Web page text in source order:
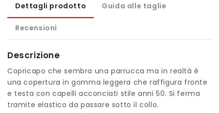
Dettagli prodotto Guida alle taglie
Recensioni
Descrizione
Copricapo che sembra una parrucca ma in realtà è
una copertura in gomma leggera che raffigura fronte
e testa con capelli acconciati stile anni 50. Si ferma
tramite elastico da passare sotto il collo.